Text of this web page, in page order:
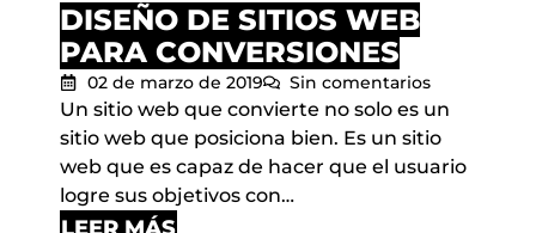
DISEÑO DE SITIOS WEB
PARA CONVERSIONES
02 de marzo de 2019 Sin comentarios
Un sitio web que convierte no solo es un
sitio web que posiciona bien. Es un sitio
web que es capaz de hacer que el usuario
logre sus objetivos con…